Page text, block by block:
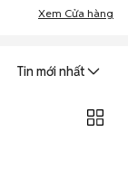
Xem Cửa hàng
Tin mới nhất